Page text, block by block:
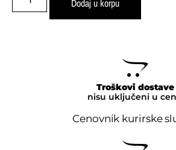
Dodaj u korpu
Troškovi dostave
nisu uključeni u
Cenovnik kurirske